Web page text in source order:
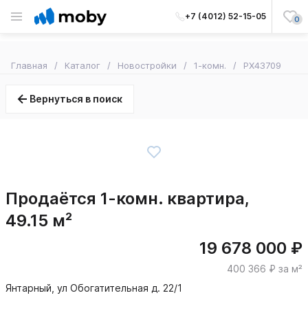
+7 (4012) 52-15-05 0
Главная Каталог Новостройки 1-комн. PX43709
Вернуться в поиск
Продаётся 1-комн. квартира,
49.15 м²
19 678 000 ₽
400 366 ₽ за м²
Янтарный, ул Обогатительная д. 22/1